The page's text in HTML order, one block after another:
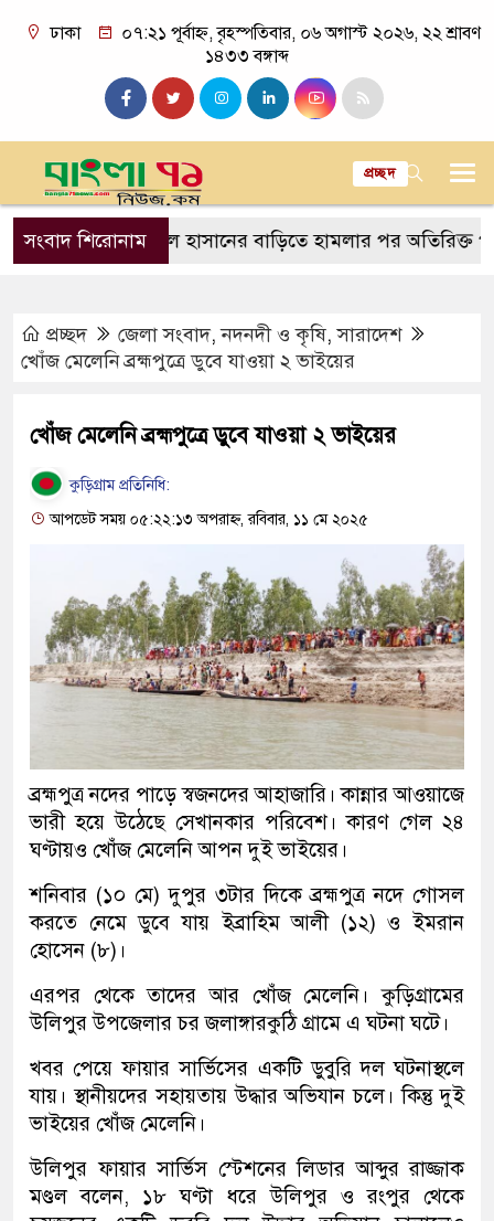
ঢাকা
০৭:২১ পূর্বাহ্ন, বৃহস্পতিবার, ০৬ অগাস্ট ২০২৬, ২২ শ্রাবণ
১৪৩৩ বঙ্গাব্দ
প্রচ্ছদ
সংবাদ শিরোনাম
সাকিব আল হাসানের বাড়িতে হামলার পর অতিরিক্ত পুলিশ
প্রচ্ছদ জেলা সংবাদ,নদনদী ও কৃষি,সারাদেশ
খোঁজ মেলেনি ব্রহ্মপুত্রে ডুবে যাওয়া ২ ভাইয়ের
খোঁজ মেলেনি ব্রহ্মপুত্রে ডুবে যাওয়া ২ ভাইয়ের
কুড়িগ্রাম প্রতিনিধি:
আপডেট সময় ০৫:২২:১৩ অপরাহ্ন, রবিবার, ১১ মে ২০২৫
ব্রহ্মপুত্র নদের পাড়ে স্বজনদের আহাজারি। কান্নার আওয়াজে
ভারী হয়ে উঠেছে সেখানকার পরিবেশ। কারণ গেল ২৪
ঘণ্টায়ও খোঁজ মেলেনি আপন দুই ভাইয়ের।
শনিবার (১০ মে) দুপুর ৩টার দিকে ব্রহ্মপুত্র নদে গোসল
করতে নেমে ডুবে যায় ইব্রাহিম আলী (১২) ও ইমরান
হোসেন (৮)।
এরপর থেকে তাদের আর খোঁজ মেলেনি। কুড়িগ্রামের
উলিপুর উপজেলার চর জলাঙ্গারকুঠি গ্রামে এ ঘটনা ঘটে।
খবর পেয়ে ফায়ার সার্ভিসের একটি ডুবুরি দল ঘটনাস্থলে
যায়। স্থানীয়দের সহায়তায় উদ্ধার অভিযান চলে। কিন্তু দুই
ভাইয়ের খোঁজ মেলেনি।
উলিপুর ফায়ার সার্ভিস স্টেশনের লিডার আব্দুর রাজ্জাক
মণ্ডল বলেন, ১৮ ঘণ্টা ধরে উলিপুর ও রংপুর থেকে